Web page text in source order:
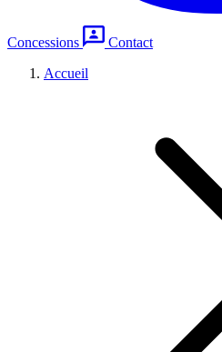
Concessions
Contact
Accueil